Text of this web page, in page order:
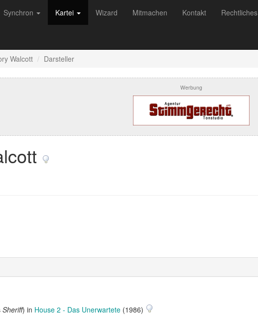
Synchron Kartei Wizard Mitmachen Kontakt Rechtliches
Walcott Darsteller
Werbung
Sheriff) in House 2 - Das Unerwartete (1986)